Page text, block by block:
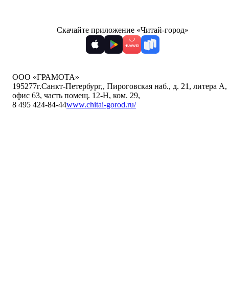
Скачайте приложение «Читай-город»
ООО «ГРАМОТА»
195277г.Санкт-Петербург,, Пироговская наб., д. 21, литера А,
офис 63, часть помещ. 12-Н, ком. 29,
8 495 424-84-44www.chitai-gorod.ru/